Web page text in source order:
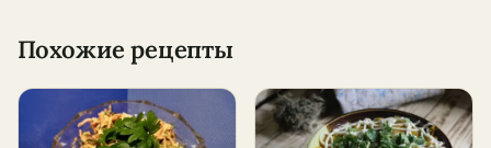
Похожие рецепты